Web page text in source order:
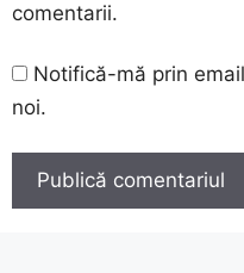
comentarii.
Notifică-mă prin
noi.